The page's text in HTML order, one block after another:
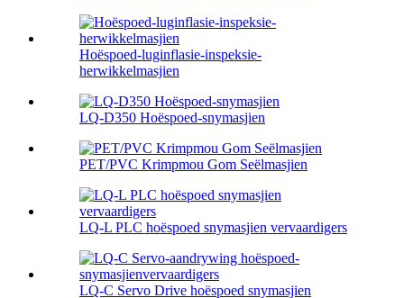
Hoëspoed-luginflasie-inspeksie-
herwikkelmasjien
LQ-D350 Hoëspoed-snymasjien
PET/PVC Krimpmou Gom Seëlmasjien
LQ-L PLC hoëspoed snymasjien vervaardigers
LQ-C Servo Drive hoëspoed snymasjien